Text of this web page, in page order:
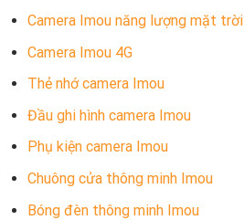
Camera Imou năng lượng mặt trời
Camera Imou 4G
Thẻ nhớ camera Imou
Đầu ghi hình camera Imou
Phụ kiện camera Imou
Chuông cửa thông minh Imou
Bóng đèn thông minh Imou